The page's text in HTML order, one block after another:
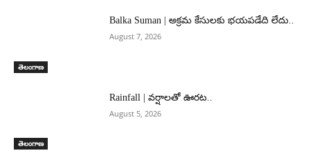
తెలంగాణ
Balka Suman | అక్రమ కేసులకు భయపడేది లేదు..
August 7, 2026
తెలంగాణ
Rainfall | వర్షాలతో ఊరట..
August 5, 2026